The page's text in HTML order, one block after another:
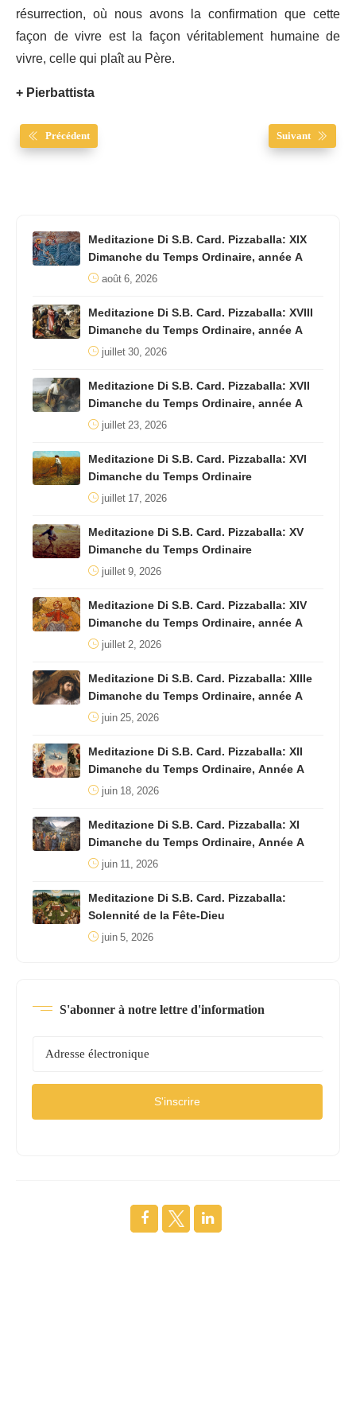
résurrection, où nous avons la confirmation que cette
façon de vivre est la façon véritablement humaine de
vivre, celle qui plaît au Père.
+ Pierbattista
Précédent Suivant
Meditazione Di S.B. Card. Pizzaballa: XIX
Dimanche du Temps Ordinaire, année A
août 6, 2026
Meditazione Di S.B. Card. Pizzaballa: XVIII
Dimanche du Temps Ordinaire, année A
juillet 30, 2026
Meditazione Di S.B. Card. Pizzaballa: XVII
Dimanche du Temps Ordinaire, année A
juillet 23, 2026
Meditazione Di S.B. Card. Pizzaballa: XVI
Dimanche du Temps Ordinaire
juillet 17, 2026
Meditazione Di S.B. Card. Pizzaballa: XV
Dimanche du Temps Ordinaire
juillet 9, 2026
Meditazione Di S.B. Card. Pizzaballa: XIV
Dimanche du Temps Ordinaire, année A
juillet 2, 2026
Meditazione Di S.B. Card. Pizzaballa: XIIIe
Dimanche du Temps Ordinaire, année A
juin 25, 2026
Meditazione Di S.B. Card. Pizzaballa: XII
Dimanche du Temps Ordinaire, Année A
juin 18, 2026
Meditazione Di S.B. Card. Pizzaballa: XI
Dimanche du Temps Ordinaire, Année A
juin 11, 2026
Meditazione Di S.B. Card. Pizzaballa:
Solennité de la Fête-Dieu
juin 5, 2026
S'abonner à notre lettre d'information
S'inscrire